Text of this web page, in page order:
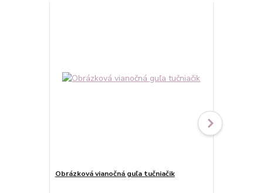
Obrázková vianočná guľa tučniačik